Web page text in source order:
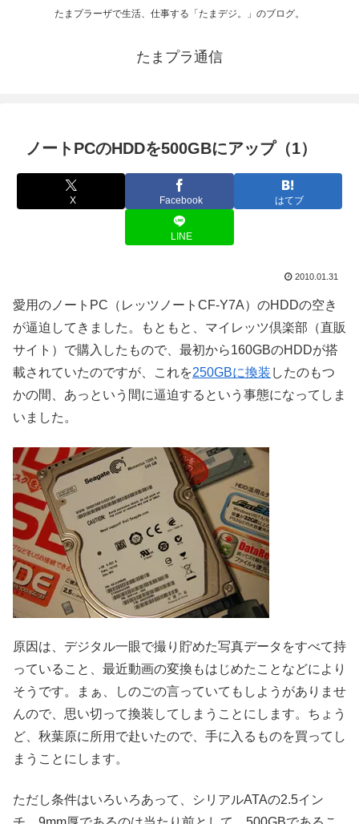
たまプラーザで生活、仕事する「たまデジ。」のブログ。
たまプラ通信
ノートPCのHDDを500GBにアップ（1）
X Facebook はてブ
LINE
2010.01.31
愛用のノートPC（レッツノートCF-Y7A）のHDDの空き
が逼迫してきました。もともと、マイレッツ倶楽部（直販
サイト）で購入したもので、最初から160GBのHDDが搭
載されていたのですが、これを250GBに換装 したのもつ
かの間、あっという間に逼迫するという事態になってしま
いました。
原因は、デジタル一眼で撮り貯めた写真データをすべて持
っていること、最近動画の変換もはじめたことなどにより
そうです。まぁ、しのごの言っていてもしようがありませ
んので、思い切って換装してしまうことにします。ちょう
ど、秋葉原に所用で赴いたので、手に入るものを買ってし
まうことにします。
ただし条件はいろいろあって、シリアルATAの2.5イン